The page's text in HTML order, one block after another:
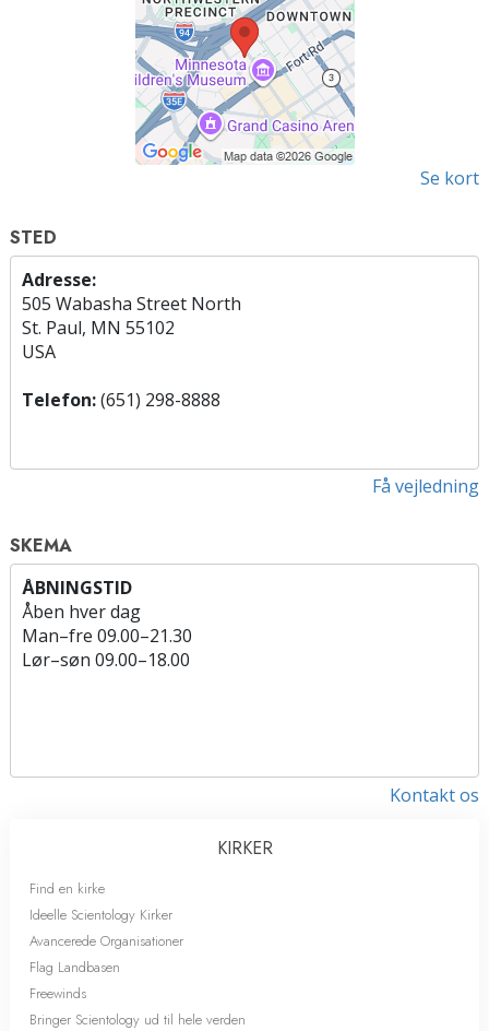
Se kort
STED
Adresse:
505 Wabasha Street North
St. Paul, MN 55102
USA
Telefon:(651) 298-8888
Få vejledning
SKEMA
ÅBNINGSTID
Åben hver dag
Man–fre 09.00–21.30
Lør–søn 09.00–18.00
Kontakt os
KIRKER
Find en kirke
Ideelle Scientology Kirker
Avancerede Organisationer
Flag Landbasen
Freewinds
Bringer Scientology ud til hele verden